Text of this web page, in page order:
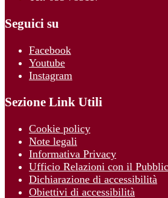
Seguici su
Facebook
Youtube
Instagram
Sezione Link Utili
Cookie policy
Note legali
Informativa Privacy
Ufficio Relazioni con il
Dichiarazione di accessibilità
Obiettivi di accessibilità